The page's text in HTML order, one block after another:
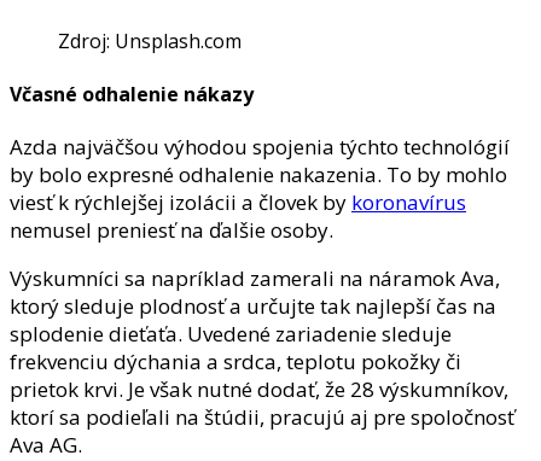
Zdroj: Unsplash.com
Včasné odhalenie nákazy
Azda najväčšou výhodou spojenia týchto technológií
by bolo expresné odhalenie nakazenia. To by mohlo
viesť k rýchlejšej izolácii a človek by koronavírus
nemusel preniesť na ďalšie osoby.
Výskumníci sa napríklad zamerali na náramok Ava,
ktorý sleduje plodnosť a určujte tak najlepší čas na
splodenie dieťaťa. Uvedené zariadenie sleduje
frekvenciu dýchania a srdca, teplotu pokožky či
prietok krvi. Je však nutné dodať, že 28 výskumníkov,
ktorí sa podieľali na štúdii, pracujú aj pre spoločnosť
Ava AG.